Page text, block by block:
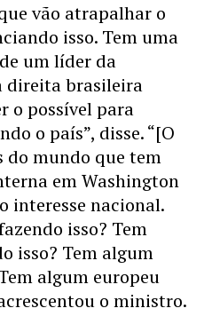
vão atrapalhar o
isso. Tem uma
um líder da
direita brasileira
o possível para
o país”, disse. “[O
do mundo que tem
em Washington
interesse nacional.
isso? Tem
isso? Tem algum
algum europeu
o ministro.